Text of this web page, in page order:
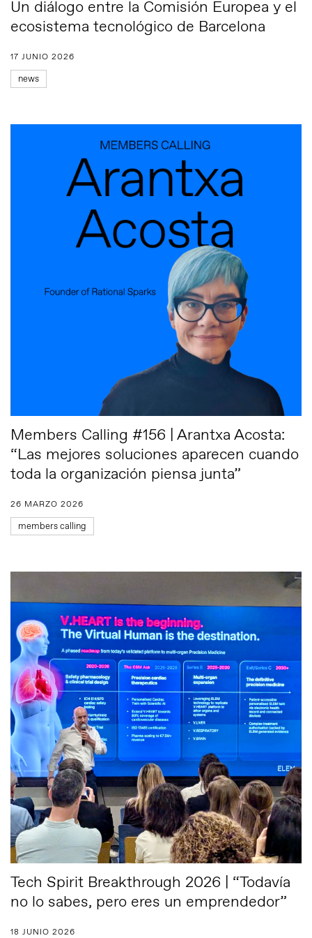
Un diálogo entre la Comisión Europea y el
ecosistema tecnológico de Barcelona
17 JUNIO 2026
news
Members Calling #156 | Arantxa Acosta:
“Las mejores soluciones aparecen cuando
toda la organización piensa junta”
26 MARZO 2026
members calling
Tech Spirit Breakthrough 2026 | “Todavía
no lo sabes, pero eres un emprendedor”
18 JUNIO 2026